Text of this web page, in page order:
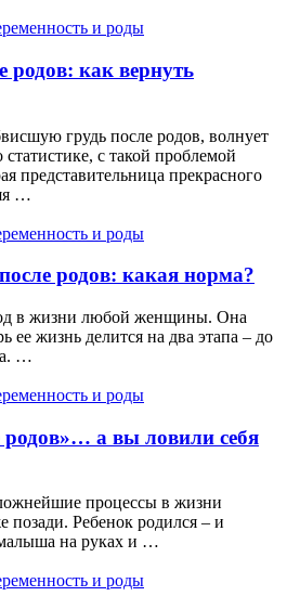
и роды
родов: как вернуть
грудь после родов, волнует
с такой проблемой
представительница прекрасного
…
и роды
родов: какая норма?
в жизни любой женщины. Она
ее жизнь делится на два этапа – до
…
и роды
родов»… а вы ловили себя
процессы в жизни
Ребенок родился – и
на руках и …
и роды